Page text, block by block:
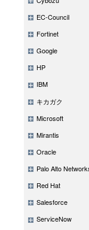
EC-Council
Fortinet
Google
HP
IBM
キカガク
Microsoft
Mirantis
Oracle
Palo Alto
Red Hat
Salesforce
ServiceNow